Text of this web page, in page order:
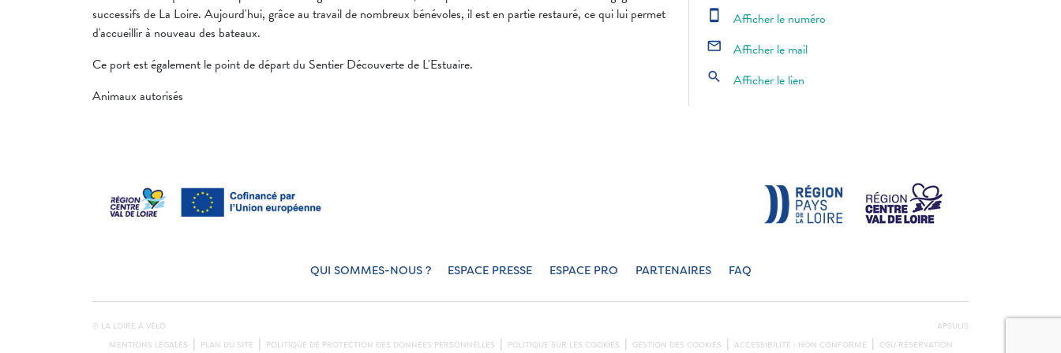
successifs de La Loire. Aujourd'hui, grâce au travail de nombreux bénévoles, il est en partie restauré, ce qui lui permet
d'accueillir à nouveau des bateaux.
Ce port est également le point de départ du Sentier Découverte de L'Estuaire.
Animaux autorisés
smartphone Afficher le numéro
mail_outline Afficher le mail
search Afficher le lien
QUI SOMMES-NOUS ? ESPACE PRESSE ESPACE PRO PARTENAIRES FAQ
© LA LOIRE À VÉLO
APSULIS
MENTIONS LÉGALES
PLAN DU SITE POLITIQUE DE PROTECTION DES DONNÉES PERSONNELLES POLITIQUE SUR LES COOKIES GESTION DES COOKIES ACCESSIBILITÉ : NON CONFORME
CGU RÉSERVATION